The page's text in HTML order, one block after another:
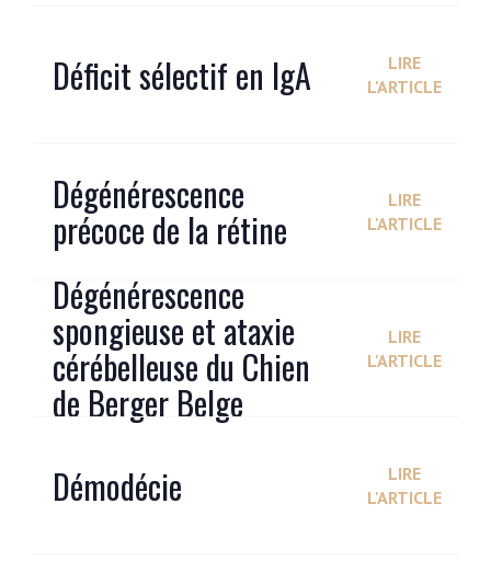
Déficit sélectif en IgA
LIRE
L'ARTICLE
Dégénérescence
précoce de la rétine
LIRE
L'ARTICLE
Dégénérescence
spongieuse et ataxie
cérébelleuse du Chien
de Berger Belge
LIRE
L'ARTICLE
Démodécie
LIRE
L'ARTICLE